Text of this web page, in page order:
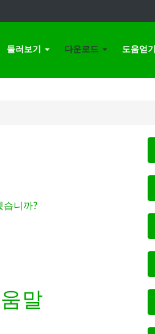
둘러보기 다운로드 도움얻기
습니까?
말